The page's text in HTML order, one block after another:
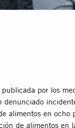
por los
denunciado
alimentos en ocho
de alimentos en